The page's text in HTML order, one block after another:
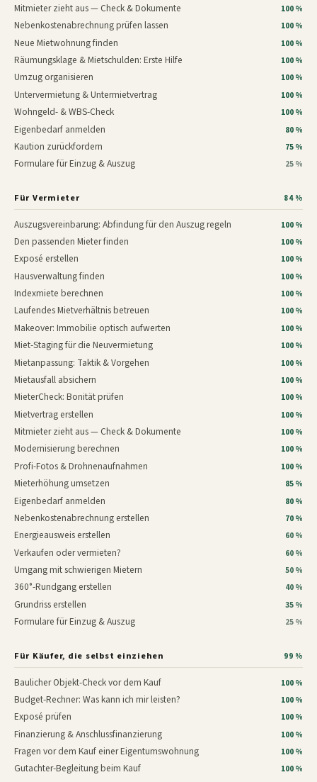
Mitmieter zieht aus — Check & Dokumente 100 %
Nebenkostenabrechnung prüfen lassen 100 %
Neue Mietwohnung finden 100 %
Räumungsklage & Mietschulden: Erste Hilfe 100 %
Umzug organisieren 100 %
Untervermietung & Untermietvertrag 100 %
Wohngeld- & WBS-Check 100 %
Eigenbedarf anmelden 80 %
Kaution zurückfordern 75 %
Formulare für Einzug & Auszug 25 %
Für Vermieter 84 %
Auszugsvereinbarung: Abfindung für den Auszug regeln 100 %
Den passenden Mieter finden 100 %
Exposé erstellen 100 %
Hausverwaltung finden 100 %
Indexmiete berechnen 100 %
Laufendes Mietverhältnis betreuen 100 %
Makeover: Immobilie optisch aufwerten 100 %
Miet-Staging für die Neuvermietung 100 %
Mietanpassung: Taktik & Vorgehen 100 %
Mietausfall absichern 100 %
MieterCheck: Bonität prüfen 100 %
Mietvertrag erstellen 100 %
Mitmieter zieht aus — Check & Dokumente 100 %
Modernisierung berechnen 100 %
Profi-Fotos & Drohnenaufnahmen 100 %
Mieterhöhung umsetzen 85 %
Eigenbedarf anmelden 80 %
Nebenkostenabrechnung erstellen 70 %
Energieausweis erstellen 60 %
Verkaufen oder vermieten? 60 %
Umgang mit schwierigen Mietern 50 %
360°-Rundgang erstellen 40 %
Grundriss erstellen 35 %
Formulare für Einzug & Auszug 25 %
Für Käufer, die selbst einziehen 99 %
Baulicher Objekt-Check vor dem Kauf 100 %
Budget-Rechner: Was kann ich mir leisten? 100 %
Exposé prüfen 100 %
Finanzierung & Anschlussfinanzierung 100 %
Fragen vor dem Kauf einer Eigentumswohnung 100 %
Gutachter-Begleitung beim Kauf 100 %